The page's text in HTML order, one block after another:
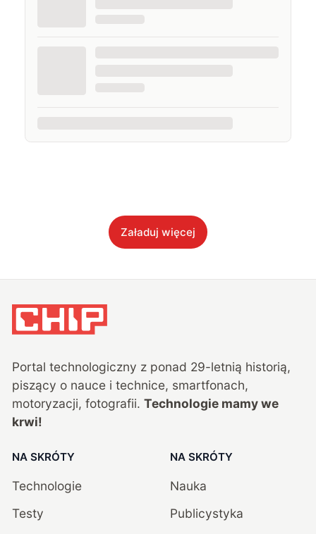
Załaduj więcej
Portal technologiczny z ponad 29-letnią historią,
piszący o nauce i technice, smartfonach,
motoryzacji, fotografii. Technologie mamy we
krwi!
NA SKRÓTY
Technologie
Testy
NA SKRÓTY
Nauka
Publicystyka